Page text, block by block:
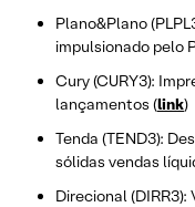
Plano&Plano
impulsionado pelo
Cury (CURY3):
lançamentos (link)
Tenda (TEND3):
sólidas vendas
Direcional